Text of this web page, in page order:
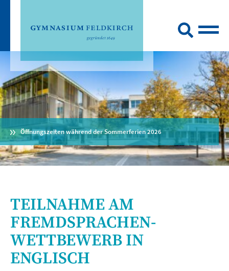
Öffnungszeiten während der Sommerferien 2026
TEILNAHME AM
FREMDSPRACHEN-
WETTBEWERB IN
ENGLISCH